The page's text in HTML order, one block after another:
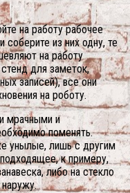
на работу рабочее
из них одну, те
на работу
для заметок,
записей), все они
на роботу.
мрачными и
поменять.
унылые, лишь с другим
к примеру,
либо на стекло